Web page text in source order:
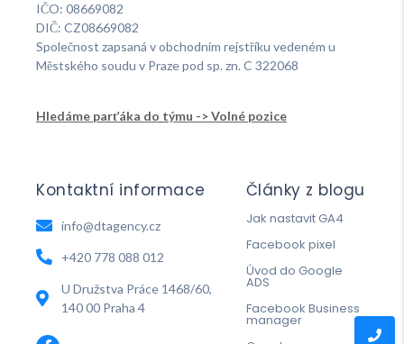
IČO: 08669082
DIČ: CZ08669082
Společnost zapsaná v obchodním rejstříku vedeném u
Městského soudu v Praze pod sp. zn. C 322068
Hledáme parťáka do týmu -> Volné pozice
Kontaktní informace
info@dtagency.cz
+420 778 088 012
U Družstva Práce 1468/60,
140 00 Praha 4
Články z blogu
Jak nastavit GA4
Facebook pixel
Úvod do Google
ADS
Facebook Business
manager